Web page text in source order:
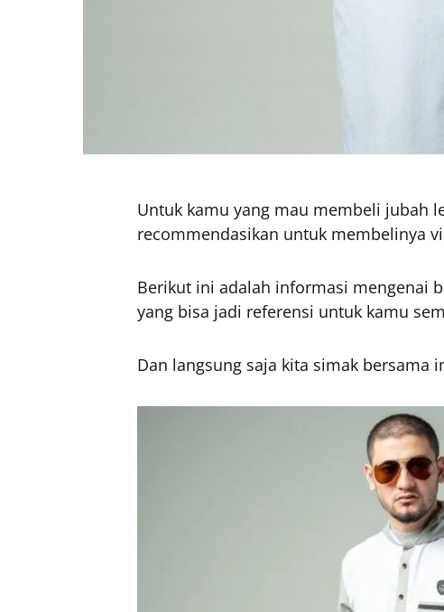
Untuk kamu yang mau membeli jubah
recommendasikan untuk membelinya
Berikut ini adalah informasi mengenai
yang bisa jadi referensi untuk kamu
Dan langsung saja kita simak bersama